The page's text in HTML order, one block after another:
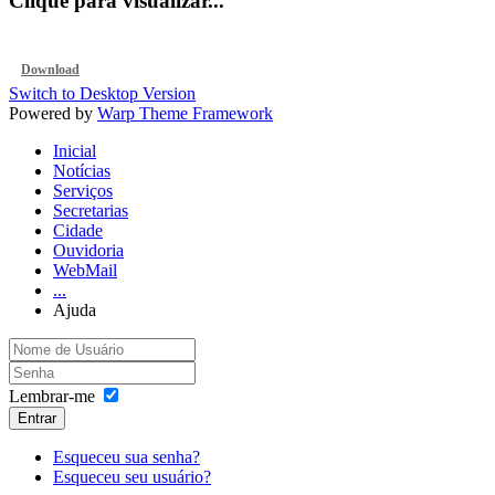
Download
Switch to Desktop Version
Powered by Warp Theme Framework
Inicial
Notícias
Serviços
Secretarias
Cidade
Ouvidoria
WebMail
...
Ajuda
Lembrar-me
Entrar
Esqueceu sua senha?
Esqueceu seu usuário?